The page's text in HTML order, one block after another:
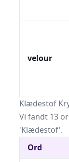
velour
Klædestof
Vi fandt 13
'Klædestof'.
Ord